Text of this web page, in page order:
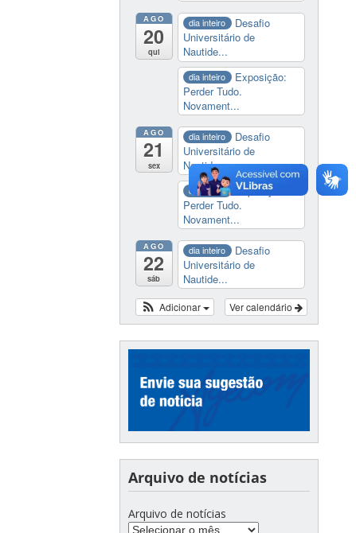
AGO
20
qui
dia inteiro
Desafio
Universitário de
Nautide...
dia inteiro
Exposição:
Perder Tudo.
Novament...
AGO
21
sex
dia inteiro
Desafio
Universitário de
Nautide...
dia inteiro
Exposição:
Perder Tudo.
Novament...
AGO
22
sáb
dia inteiro
Desafio
Universitário de
Nautide...
Ver calendário
Adicionar
Arquivo de notícias
Arquivo de notícias